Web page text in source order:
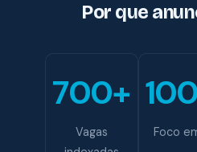
Por que
700+
Vagas
Foco